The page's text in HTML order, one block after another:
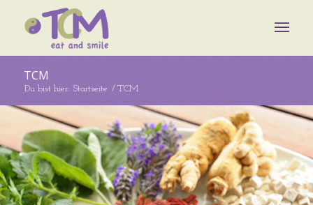
TCM
Du bist hier: Startseite / TCM